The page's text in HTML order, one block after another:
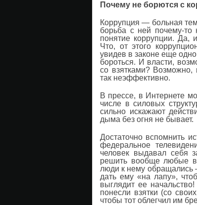
Почему не борются с
Коррупция — больная
борьба с ней почему-то
понятие коррупции. Да,
Что, от этого
увидев в законе еще
бороться. И власти,
со взятками? Возможно,
так неэффективно.
В прессе, в Интернете
числе в силовых
сильно искажают
дыма без огня не бывает.
Достаточно вспомнить
федеральное
человек выдавал себя
решить вообще любые
люди к нему обращались
дать ему «на лапу»,
выглядит ее
понесли взятки (со
чтобы тот облегчил им